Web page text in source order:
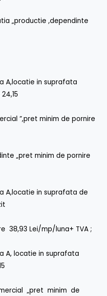
„productie ,dependinte
A,locatie in suprafata
”,pret minim de pornire
„pret minim de pornire
A,locatie in suprafata de
38,93 Lei/mp/luna+ TVA ;
A, locatie in suprafata
„pret minim de